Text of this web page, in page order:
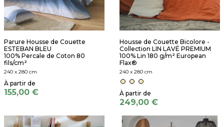
Parure Housse de Couette
ESTEBAN BLEU
100% Percale de Coton 80
fils/cm²
240 x 280 cm
155,00 €
Housse de Couette Bicolore -
Collection LIN LAVÉ PREMIUM
100% Lin 180 g/m² European
Flax®
240 x 280 cm
249,00 €